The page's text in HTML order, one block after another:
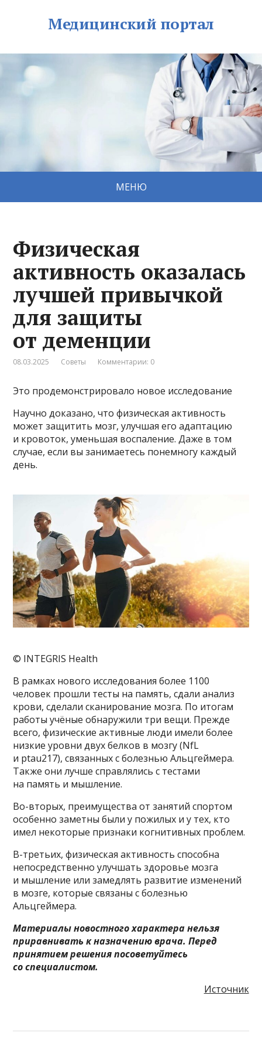
Медицинский портал
МЕНЮ
Физическая
активность оказалась
лучшей привычкой
для защиты
от деменции
08.03.2025 Советы Комментарии: 0
Это продемонстрировало новое исследование
Научно доказано, что физическая активность
может защитить мозг, улучшая его адаптацию
и кровоток, уменьшая воспаление. Даже в том
случае, если вы занимаетесь понемногу каждый
день.
© INTEGRIS Health
В рамках нового исследования более 1100
человек прошли тесты на память, сдали анализ
крови, сделали сканирование мозга. По итогам
работы учёные обнаружили три вещи. Прежде
всего, физические активные люди имели более
низкие уровни двух белков в мозгу (NfL
и ptau217), связанных с болезнью Альцгеймера.
Также они лучше справлялись с тестами
на память и мышление.
Во-вторых, преимущества от занятий спортом
особенно заметны были у пожилых и у тех, кто
имел некоторые признаки когнитивных проблем.
В-третьих, физическая активность способна
непосредственно улучшать здоровье мозга
и мышление или замедлять развитие изменений
в мозге, которые связаны с болезнью
Альцгеймера.
Материалы новостного характера нельзя
приравнивать к назначению врача. Перед
принятием решения посоветуйтесь
со специалистом.
Источник